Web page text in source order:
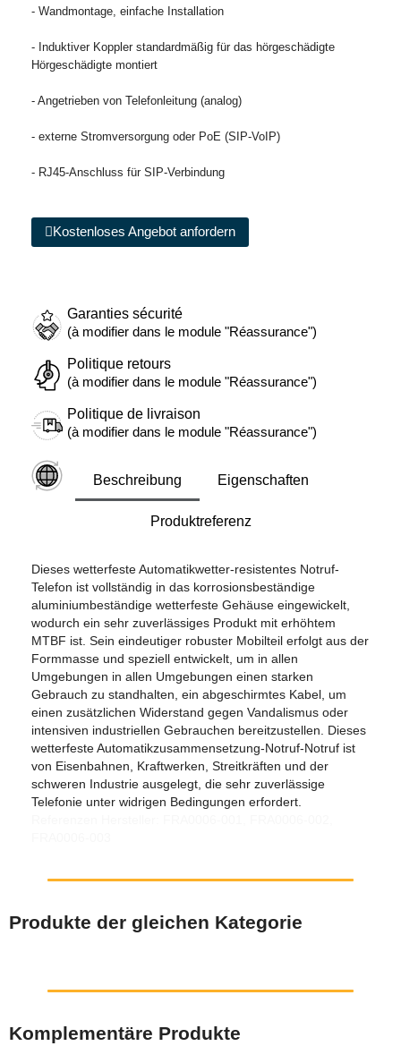
- Wandmontage, einfache Installation
- Induktiver Koppler standardmäßig für das hörgeschädigte
Hörgeschädigte montiert
- Angetrieben von Telefonleitung (analog)
- externe Stromversorgung oder PoE (SIP-VoIP)
- RJ45-Anschluss für SIP-Verbindung
Kostenloses Angebot anfordern
Garanties sécurité
(à modifier dans le module "Réassurance")
Politique retours
(à modifier dans le module "Réassurance")
Politique de livraison
(à modifier dans le module "Réassurance")
Beschreibung Eigenschaften
Produktreferenz
Dieses wetterfeste Automatikwetter-resistentes Notruf-
Telefon ist vollständig in das korrosionsbeständige
aluminiumbeständige wetterfeste Gehäuse eingewickelt,
wodurch ein sehr zuverlässiges Produkt mit erhöhtem
MTBF ist. Sein eindeutiger robuster Mobilteil erfolgt aus der
Formmasse und speziell entwickelt, um in allen
Umgebungen in allen Umgebungen einen starken
Gebrauch zu standhalten, ein abgeschirmtes Kabel, um
einen zusätzlichen Widerstand gegen Vandalismus oder
intensiven industriellen Gebrauchen bereitzustellen. Dieses
wetterfeste Automatikzusammensetzung-Notruf-Notruf ist
von Eisenbahnen, Kraftwerken, Streitkräften und der
schweren Industrie ausgelegt, die sehr zuverlässige
Telefonie unter widrigen Bedingungen erfordert.
Produkte der gleichen Kategorie
Komplementäre Produkte